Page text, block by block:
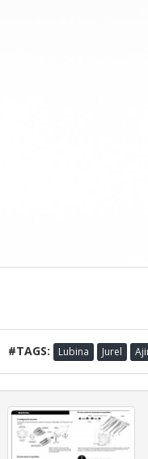
#TAGS: Lubina Jurel